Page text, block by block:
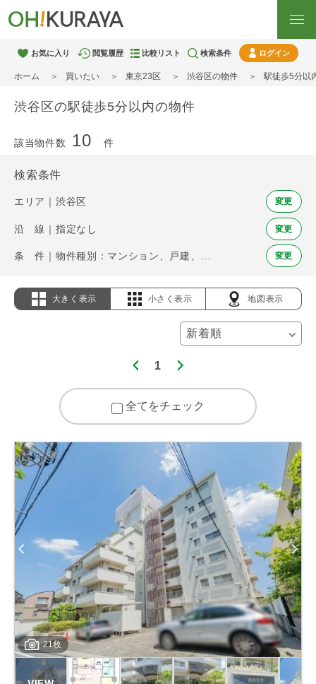
お気に入り 閲覧履歴 比較リスト 検索条件 ログイン
ホーム 買いたい 東京23区 渋谷区の物件 駅徒歩5分以
渋谷区の駅徒歩5分以内の物件
該当物件数 10 件
検索条件
エリア｜渋谷区 変更
沿 線｜指定なし 変更
変更
大きく表示 小さく表示 地図表示
1
全てをチェック
21枚